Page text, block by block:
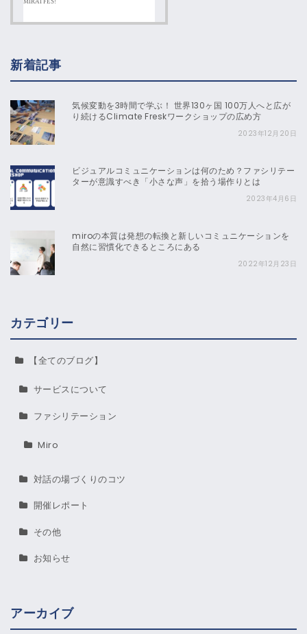
新着記事
気候変動を3時間で学ぶ！ 世界130ヶ国 100万人へと広が
り続けるClimate Freskワークショップの広め方
2023年12月20日
ビジュアルコミュニケーションは何のため？ファシリテー
ターが意識すべき「小さな声」を拾う場作りとは
2023年4月6日
miroの本質は発想の転換と新しいコミュニケーションを
自然に習慣化できるところにある
2022年12月23日
カテゴリー
【全てのブログ】
サービスについて
ファシリテーション
Miro
対話の場づくりのコツ
開催レポート
その他
お知らせ
アーカイブ